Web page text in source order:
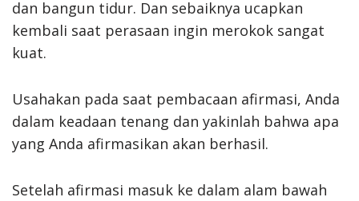
dan bangun tidur. Dan sebaiknya ucapkan
kembali saat perasaan ingin merokok sangat
kuat.
Usahakan pada saat pembacaan afirmasi, Anda
dalam keadaan tenang dan yakinlah bahwa apa
yang Anda afirmasikan akan berhasil.
Setelah afirmasi masuk ke dalam alam bawah